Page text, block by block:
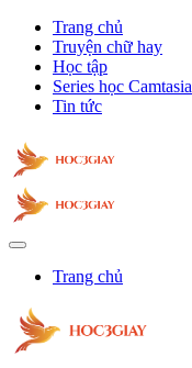
Trang chủ
Truyện chữ hay
Học tập
Series học Camtasia
Tin tức
Trang chủ